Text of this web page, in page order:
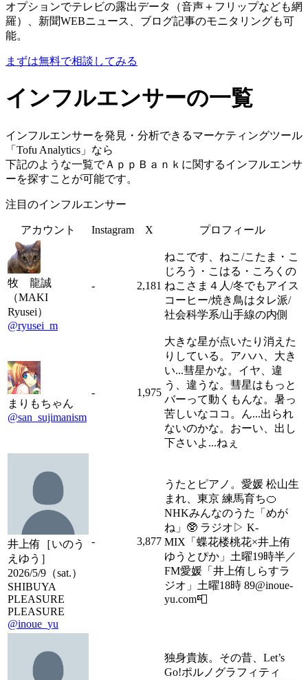
オプションでテレビの露出データ（音声＋フリップなども網
羅）、新聞WEBニュース、ブログ記事のモニタリングも可
能。
まずは無料で相談してみる
インフルエンサーの一覧
インフルエンサーを発見・分析できるマーケティングツール
「Tofu Analytics」なら
下記のような一覧でＡｐｐＢａｎｋに関するインフルエンサ
ーを探すことが可能です。
注目のインフルエンサー
アカウント Instagram X プロフィール
牧 龍誠
（MAKI
Ryusei）
@ryusei_m
- 2,181
ねこです、ねこ/こたま・こ
じろう・こはる・ころくの
ねこさま４人/冬でもアイス
コーヒー/焼き鳥はタレ派/
社会科学系/山手線の内側
まりもちゃん
@san_sujimanism
- 1,975
大きな星が点いたり消えた
りしている。アハハ、大き
い...彗星かな。イヤ、違
う、違うな。彗星はもっと
バーって動くもんな。暑っ
苦しいなココ。ん...出られ
ないのかな。おーい、出し
下さいよ...ねぇ
井上侑［いのう
えゆう］
2026/5/9（sat.）
SHIBUYA
PLEASURE
PLEASURE
@inoue_yu
- 3,877
うたとピアノ。愛媛 松山生
まれ、東京 練馬育ち🍊
NHKみんなのうた「めが
ね」🥸 ラジオ▷ K-
MIX「蝶花楼桃花×井上侑
ゆうとぴか」土曜19時半／
FM愛媛「井上侑しらすラ
ジオ」土曜18時 89@inoue-
yu.com📮
独身貴族。その昔、Let’s
Go!ポルノグラフィティ